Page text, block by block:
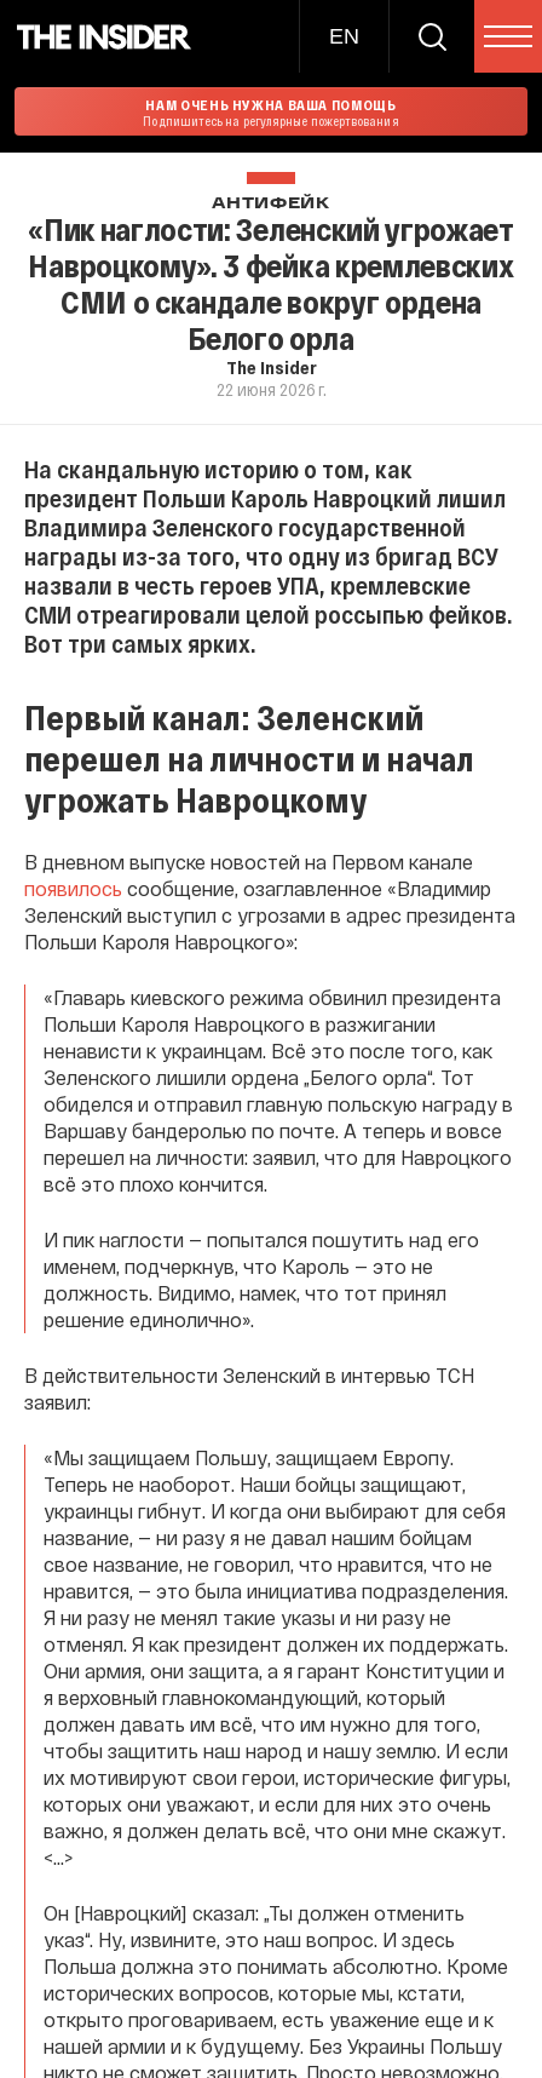
EN
НАМ ОЧЕНЬ НУЖНА ВАША ПОМОЩЬ
Подпишитесь на регулярные пожертвования
АНТИФЕЙК
«Пик наглости: Зеленский угрожает
Навроцкому». 3 фейка кремлевских
СМИ о скандале вокруг ордена
Белого орла
The Insider
22 июня 2026 г.
На скандальную историю о том, как
президент Польши Кароль Навроцкий лишил
Владимира Зеленского государственной
награды из-за того, что одну из бригад ВСУ
назвали в честь героев УПА, кремлевские
СМИ отреагировали целой россыпью фейков.
Вот три самых ярких.
Первый канал: Зеленский
перешел на личности и начал
угрожать Навроцкому
В дневном выпуске новостей на Первом канале
появилось сообщение, озаглавленное «Владимир
Зеленский выступил с угрозами в адрес президента
Польши Кароля Навроцкого»:
«Главарь киевского режима обвинил президента
Польши Кароля Навроцкого в разжигании
ненависти к украинцам. Всё это после того, как
Зеленского лишили ордена „Белого орла“. Тот
обиделся и отправил главную польскую награду в
Варшаву бандеролью по почте. А теперь и вовсе
перешел на личности: заявил, что для Навроцкого
всё это плохо кончится.
И пик наглости — попытался пошутить над его
именем, подчеркнув, что Кароль — это не
должность. Видимо, намек, что тот принял
решение единолично».
В действительности Зеленский в интервью ТСН
заявил:
«Мы защищаем Польшу, защищаем Европу.
Теперь не наоборот. Наши бойцы защищают,
украинцы гибнут. И когда они выбирают для себя
название, — ни разу я не давал нашим бойцам
свое название, не говорил, что нравится, что не
нравится, — это была инициатива подразделения.
Я ни разу не менял такие указы и ни разу не
отменял. Я как президент должен их поддержать.
Они армия, они защита, а я гарант Конституции и
я верховный главнокомандующий, который
должен давать им всё, что им нужно для того,
чтобы защитить наш народ и нашу землю. И если
их мотивируют свои герои, исторические фигуры,
которых они уважают, и если для них это очень
важно, я должен делать всё, что они мне скажут.
<…>
Он [Навроцкий] сказал: „Ты должен отменить
указ“. Ну, извините, это наш вопрос. И здесь
Польша должна это понимать абсолютно. Кроме
исторических вопросов, которые мы, кстати,
открыто проговариваем, есть уважение еще и к
нашей армии и к будущему. Без Украины Польшу
никто не сможет защитить. Просто невозможно,